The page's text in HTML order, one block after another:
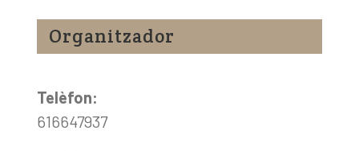
Organitzador
Telèfon:
616647937